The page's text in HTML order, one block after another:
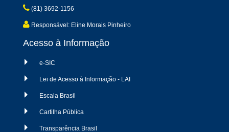
(81) 3692-1156
Responsável: Eline Morais Pinheiro
Acesso à Informação
e-SIC
Lei de Acesso à Informação - LAI
Escala Brasil
Cartilha Pública
Transparência Brasil